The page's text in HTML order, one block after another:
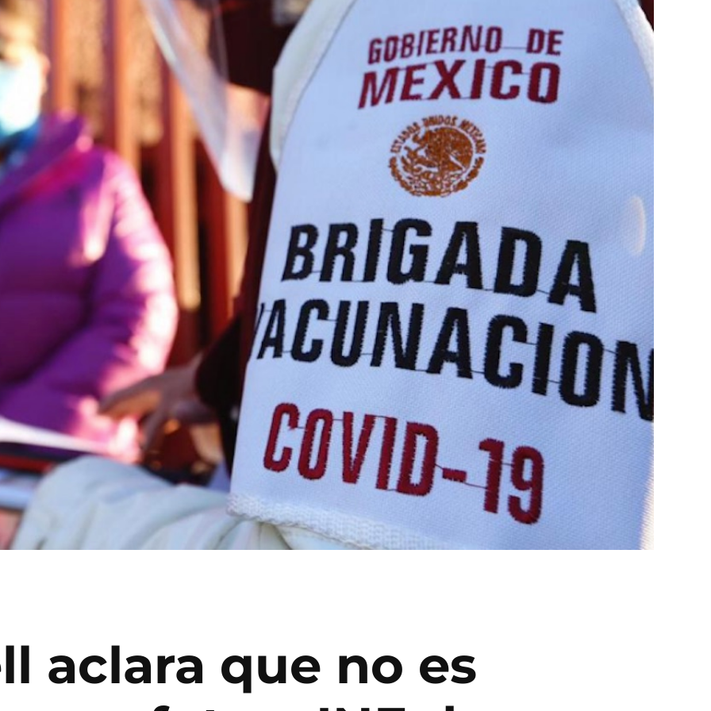
aclara que no es